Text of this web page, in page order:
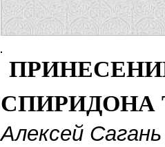
Алексей Сагань